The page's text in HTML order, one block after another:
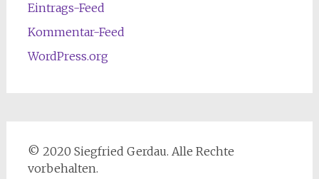
Eintrags-Feed
Kommentar-Feed
WordPress.org
© 2020 Siegfried Gerdau. Alle Rechte
vorbehalten.